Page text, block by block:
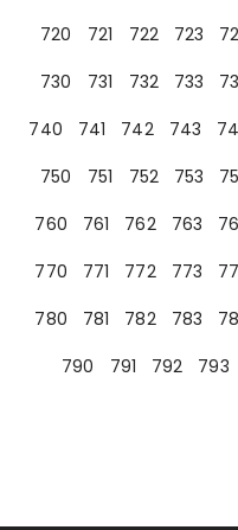
720
721 722 723
730
731 732 733
740
741 742 743
750
751 752 753
760
761 762 763
770
771 772 773
780
781 782 783
790
791 792 793